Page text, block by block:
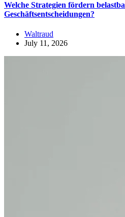
Welche Strategien fördern
Geschäftsentscheidungen?
Waltraud
July 11, 2026